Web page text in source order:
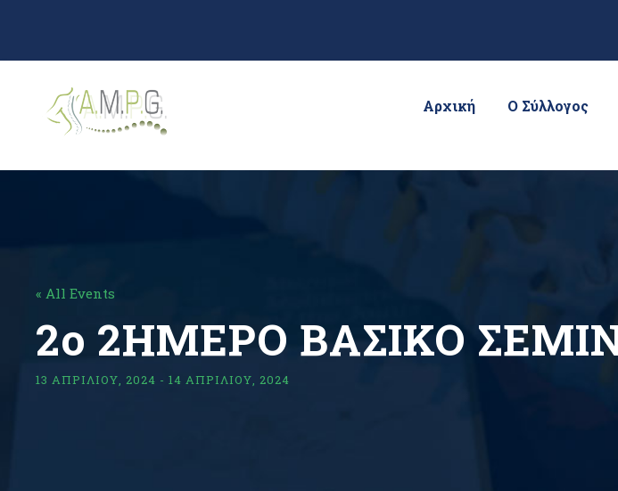
Αρχική Ο Σύλλογος
« All Events
2ο 2ΗΜΕΡΟ ΒΑΣΙΚΟ
13 ΑΠΡΙΛΊΟΥ, 2024 - 14 ΑΠΡΙΛΊΟΥ, 2024